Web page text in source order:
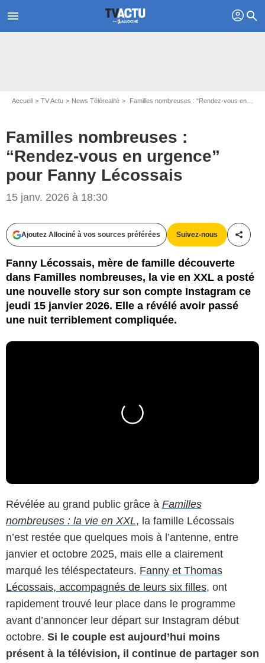
menu profil search
Accueil TV Actu News Télérealité Familles nombreuses : “Rendez-vous en urgence” pour Fanny Lécossais
Familles nombreuses :
“Rendez-vous en urgence”
pour Fanny Lécossais
15 janv. 2026 à 18:30
Ajoutez Allociné à vos sources préférées Suivez-nous
Fanny Lécossais, mère de famille découverte
dans Familles nombreuses, la vie en XXL a posté
une nouvelle story sur son compte Instagram ce
jeudi 15 janvier 2026. Elle a révélé avoir passé
une nuit terriblement compliquée.
Révélée au grand public grâce à Familles
nombreuses : la vie en XXL, la famille Lécossais
n’est restée que quelques mois à l’antenne, entre
janvier et octobre 2025, mais elle a clairement
marqué les téléspectateurs. Fanny et Thomas
Lécossais, accompagnés de leurs six filles, ont
rapidement trouvé leur place dans le programme
avant d’annoncer leur départ sur Instagram début
octobre. Si le couple est aujourd’hui moins
présent à la télévision, il continue de partager son